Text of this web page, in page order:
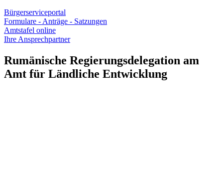
Bürgerserviceportal
Formulare - Anträge - Satzungen
Amtstafel online
Ihre Ansprechpartner
Rumänische Regierungsdelegation am
Amt für Ländliche Entwicklung